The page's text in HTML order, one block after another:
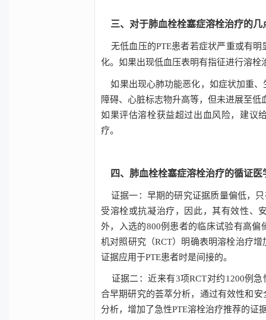
三、对于肺血栓栓塞症溶栓治疗的几
无低血压的PTE患者若症状严重或有明
化。如果出现低血压表明有指征进行溶栓
如果出现心肺功能恶化，如症状加重、
障碍、心脏标志物升高等，但未进展至
如果评估溶栓获益超过出血风险，建议
疗。
四、肺血栓栓塞症溶栓治疗的循证医
证据一：早期的研究证据质量偏低，
受溶栓或抗凝治疗，因此，其有效性、
外，入选的800例患者的临床试验有高偏
机对照研究（RCT）明确表明溶栓治疗
证据应用于PTE患者时是间接的。
证据二：近来有3项RCT对约1200例急
合早期研究的荟萃分析，通过有效性和
分析，增加了急性PTE溶栓治疗推荐的证